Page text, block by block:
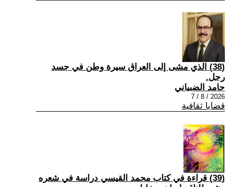
(38) الذي مشى إلى العراق سيرة وطن في جسد
رجل.
حامد الضبياني
2026 / 8 / 7
قضايا ثقافية
(39) قراءة في كتاب محمد القيسي دراسة في شعره